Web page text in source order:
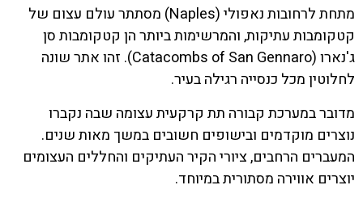
מתחת לרחובות נאפולי (Naples) מסתתר עולם עצום של
קטקומבות עתיקות, והמרשימות ביותר הן קטקומבות סן
ג'נארו (Catacombs of San Gennaro). זהו אתר שונה
לחלוטין מכל כנסייה רגילה בעיר.
מדובר במערכת קבורה תת קרקעית עצומה שבה נקברו
נוצרים מוקדמים ובישופים חשובים במשך מאות שנים.
המעברים הרחבים, ציורי הקיר העתיקים והחללים העצומים
יוצרים אווירה מסתורית במיוחד.